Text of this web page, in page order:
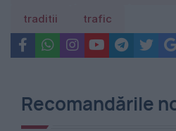
traditii trafic
Recomandările